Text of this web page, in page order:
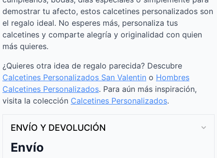
demostrar tu afecto, estos calcetines personalizados son
el regalo ideal. No esperes más, personaliza tus
calcetines y comparte alegría y originalidad con quien
más quieres.
¿Quieres otra idea de regalo parecida? Descubre
Calcetines Personalizados San Valentin o Hombres
Calcetines Personalizados. Para aún más inspiración,
visita la colección Calcetines Personalizados.
ENVÍO Y DEVOLUCIÓN
Envío